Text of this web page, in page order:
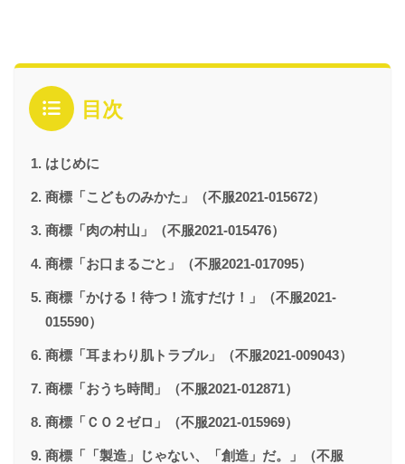
目次
はじめに
商標「こどものみかた」（不服2021-015672）
商標「肉の村山」（不服2021-015476）
商標「お口まるごと」（不服2021-017095）
商標「かける！待つ！流すだけ！」（不服2021-
015590）
商標「耳まわり肌トラブル」（不服2021-009043）
商標「おうち時間」（不服2021-012871）
商標「ＣＯ２ゼロ」（不服2021-015969）
商標「「製造」じゃない、「創造」だ。」（不服